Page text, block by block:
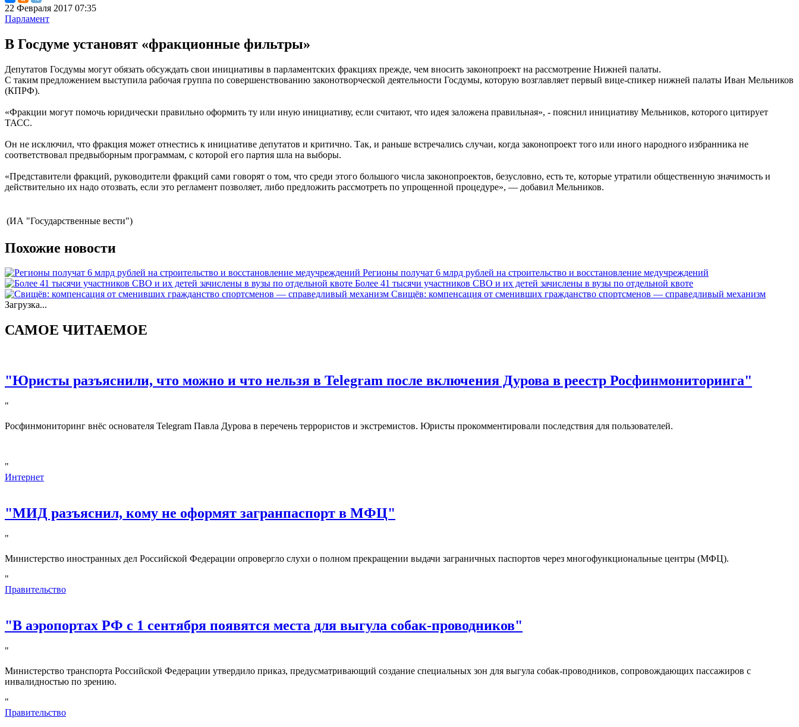
22 Февраля 2017 07:35
Парламент
В Госдуме установят «фракционные фильтры»
Депутатов Госдумы могут обязать обсуждать свои инициативы в парламентских фракциях прежде, чем вносить законопроект на рассмотрение Нижней палаты.
С таким предложением выступила рабочая группа по совершенствованию законотворческой деятельности Госдумы, которую возглавляет первый вице-спикер нижней палаты Иван Мельников
(КПРФ).
«Фракции могут помочь юридически правильно оформить ту или иную инициативу, если считают, что идея заложена правильная», - пояснил инициативу Мельников, которого цитирует
ТАСС.
Он не исключил, что фракция может отнестись к инициативе депутатов и критично. Так, и раньше встречались случаи, когда законопроект того или иного народного избранника не
соответствовал предвыборным программам, с которой его партия шла на выборы.
«Представители фракций, руководители фракций сами говорят о том, что среди этого большого числа законопроектов, безусловно, есть те, которые утратили общественную значимость и
действительно их надо отозвать, если это регламент позволяет, либо предложить рассмотреть по упрощенной процедуре», — добавил Мельников.
(ИА "Государственные вести")
Похожие новости
Регионы получат 6 млрд рублей на строительство и восстановление медучреждений
Более 41 тысячи участников СВО и их детей зачислены в вузы по отдельной квоте
Свищёв: компенсация от сменивших гражданство спортсменов — справедливый механизм
Загрузка...
САМОЕ ЧИТАЕМОЕ
"Юристы разъяснили, что можно и что нельзя в Telegram после включения Дурова в реестр Росфинмониторинга"
"
Росфинмониторинг внёс основателя Telegram Павла Дурова в перечень террористов и экстремистов. Юристы прокомментировали последствия для пользователей.
"
Интернет
"МИД разъяснил, кому не оформят загранпаспорт в МФЦ"
"
Министерство иностранных дел Российской Федерации опровергло слухи о полном прекращении выдачи заграничных паспортов через многофункциональные центры (МФЦ).
"
Правительство
"В аэропортах РФ с 1 сентября появятся места для выгула собак-проводников"
"
Министерство транспорта Российской Федерации утвердило приказ, предусматривающий создание специальных зон для выгула собак-проводников, сопровождающих пассажиров с
инвалидностью по зрению.
"
Правительство